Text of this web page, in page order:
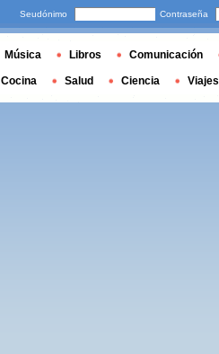
Seudónimo Contraseña
Música Libros Comunicación
Cocina Salud Ciencia Viajes